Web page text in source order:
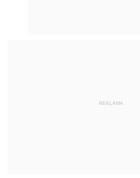
REKLAMA